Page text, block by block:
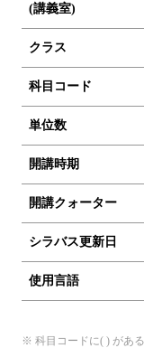
(講義室)
クラス
科目コード
単位数
開講時期
開講クォーター
シラバス更新日
使用言語
※ 科目コードに( ) があ